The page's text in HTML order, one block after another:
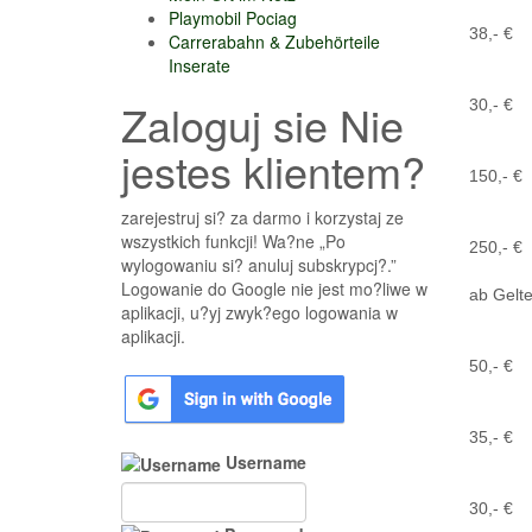
Playmobil Pociag
Carrerabahn & Zubehörteile
Inserate
Zaloguj sie Nie
jestes klientem?
zarejestruj si? za darmo i korzystaj ze
wszystkich funkcji! Wa?ne „Po
wylogowaniu si? anuluj subskrypcj?.”
Logowanie do Google nie jest mo?liwe w
aplikacji, u?yj zwyk?ego logowania w
aplikacji.
Username
38,- €
30,- €
150,- €
250,- €
ab
50,- €
35,- €
30,- €